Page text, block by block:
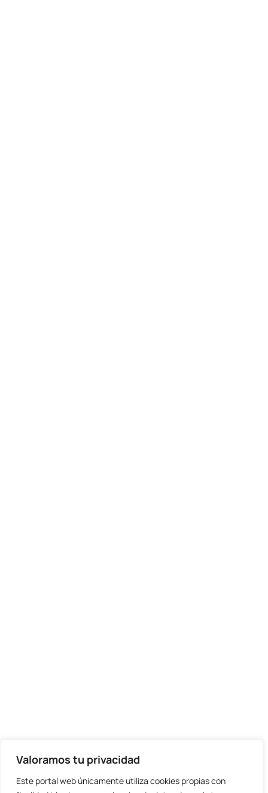
Valoramos tu privacidad
Este portal web únicamente utiliza cookies propias con